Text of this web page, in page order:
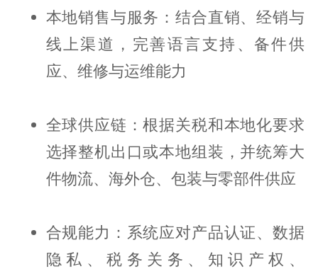
本地销售与服务：结合直销、经销与
线上渠道，完善语言支持、备件供
应、维修与运维能力
全球供应链：根据关税和本地化要求
选择整机出口或本地组装，并统筹大
件物流、海外仓、包装与零部件供应
合规能力：系统应对产品认证、数据
隐私、税务关务、知识产权、